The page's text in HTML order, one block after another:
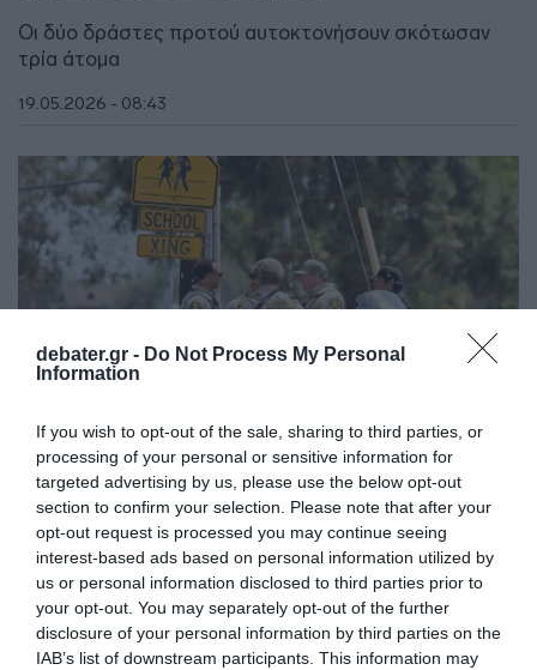
debater.gr - Do Not Process My Personal
Information
If you wish to opt-out of the sale, sharing to third parties, or
processing of your personal or sensitive information for
targeted advertising by us, please use the below opt-out
section to confirm your selection. Please note that after your
opt-out request is processed you may continue seeing
interest-based ads based on personal information utilized by
us or personal information disclosed to third parties prior to
your opt-out. You may separately opt-out of the further
disclosure of your personal information by third parties on the
IAB’s list of downstream participants. This information may
Οι δύο δράστες προτού αυτοκτονήσουν σκότωσαν
τρία άτομα
19.05.2026 - 08:43
ΔΙΕΘΝΗ
Σαν Ντιέγκο: Τρεις νεκροί από τους
πυροβολισμούς στο Ισλαμικό Κέντρο –
Αυτοκτόνησαν οι δύο δράστες (βίντεο)
Ανήλικος ο ένας εξ αυτών